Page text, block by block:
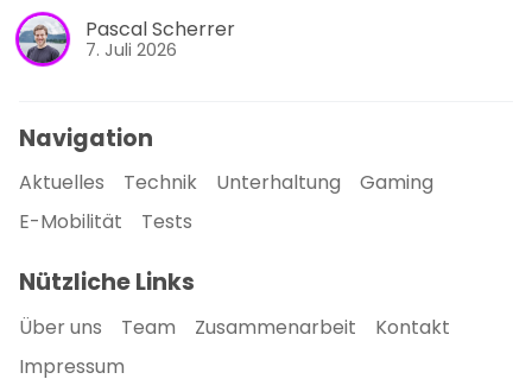
Pascal Scherrer
7. Juli 2026
Navigation
Aktuelles Technik Unterhaltung
Gaming
E-Mobilität
Tests
Nützliche Links
Über uns Team Zusammenarbeit
Kontakt
Impressum